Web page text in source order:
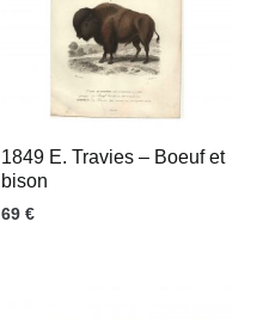
1849 E. Travies – Boeuf et
bison
69 €